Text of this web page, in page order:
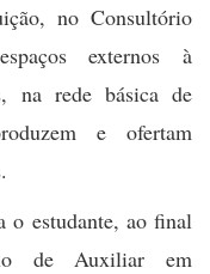
no Consultório
externos à
na rede básica de
e ofertam
o estudante, ao final
de Auxiliar em